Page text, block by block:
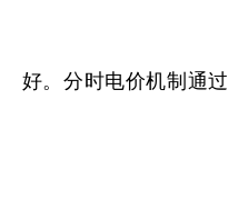
好。分时电价机制通